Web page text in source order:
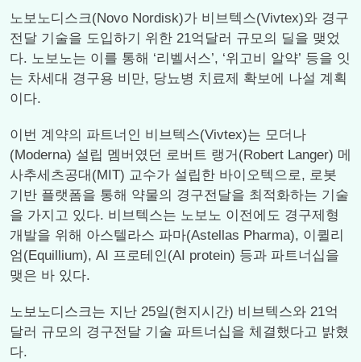
노보노디스크(Novo Nordisk)가 비브텍스(Vivtex)와 경구
전달 기술을 도입하기 위한 21억달러 규모의 딜을 맺었
다. 노보노는 이를 통해 ‘리벨서스’, ‘위고비 알약’ 등을 잇
는 차세대 경구용 비만, 당뇨병 치료제 확보에 나설 계획
이다.
이번 계약의 파트너인 비브텍스(Vivtex)는 모더나
(Moderna) 설립 멤버였던 로버트 랭거(Robert Langer) 메
사추세츠공대(MIT) 교수가 설립한 바이오텍으로, 로봇
기반 플랫폼을 통해 약물의 경구전달을 최적화하는 기술
을 가지고 있다. 비브텍스는 노보노 이전에도 경구제형
개발을 위해 아스텔라스 파마(Astellas Pharma), 이퀼리
엄(Equillium), AI 프로테인(AI protein) 등과 파트너십을
맺은 바 있다.
노보노디스크는 지난 25일(현지시간) 비브텍스와 21억
달러 규모의 경구전달 기술 파트너십을 체결했다고 밝혔
다.